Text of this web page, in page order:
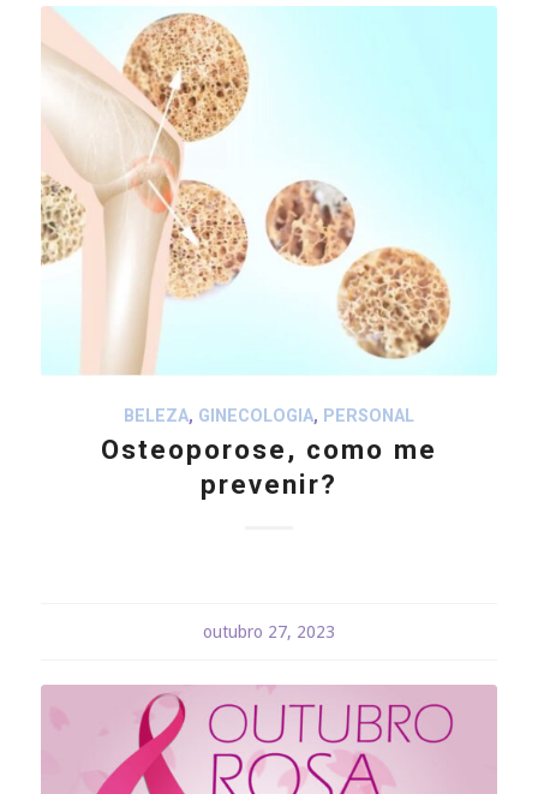
BELEZA, GINECOLOGIA, PERSONAL
Osteoporose, como me
prevenir?
outubro 27, 2023